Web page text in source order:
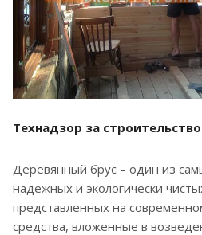
Технадзор за
Деревянный брус – один из
надежных и экологически
представленных на
средства, вложенные в